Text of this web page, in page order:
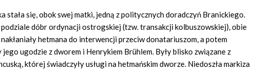
stała się, obok swej matki, jedną z politycznych doradczyń Branickiego.
dóbr ordynacji ostrogskiej (tzw. transakcji kolbuszowskiej), obie
hetmana do interwencji przeciw donatariuszom, a potem
jego ugodzie z dworem i Henrykiem Brühlem. Były blisko związane z
której świadczyły usługi na hetmańskim dworze. Niedoszła markiza